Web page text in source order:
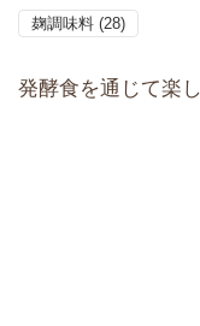
麹調味料 (28)
発酵食を通じて楽